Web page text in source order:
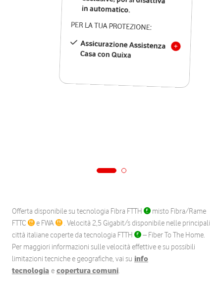
in automatico.
PER LA TUA PROTEZIONE:
Assicurazione Assistenza
Casa con Quixa
Offerta disponibile su tecnologia Fibra FTTH
misto Fibra/Rame
FTTC
e FWA
. Velocità 2,5 Gigabit/s disponibile nelle principali
città italiane coperte da tecnologia FTTH
– Fiber To The Home.
Per maggiori informazioni sulle velocità effettive e su possibili
limitazioni tecniche e geografiche, vai su info
tecnologia e copertura comuni.